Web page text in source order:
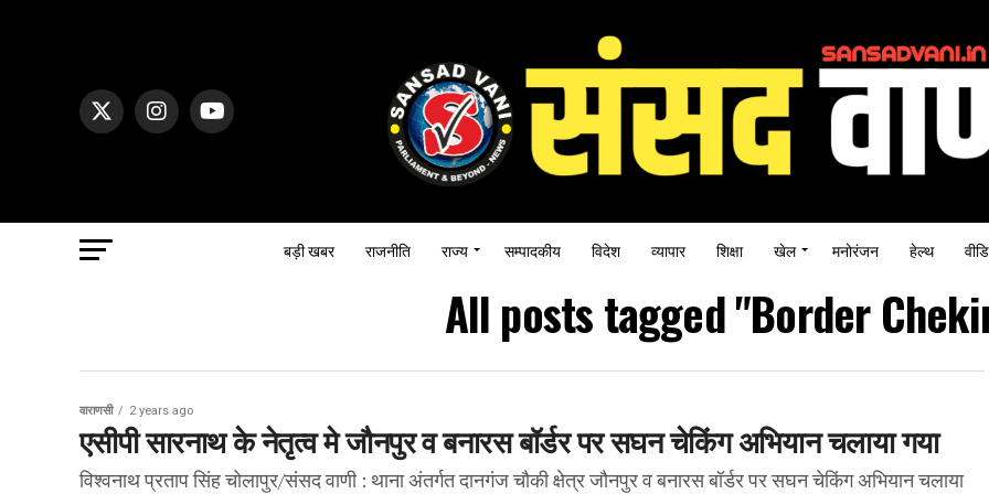
बड़ी खबर राजनीति राज्य सम्पादकीय विदेश व्यापार शिक्षा खेल मनोरंजन हेल्थ
All posts tagged "Border
वाराणसी 2 years ago
एसीपी सारनाथ के नेतृत्व मे जौनपुर व बनारस बॉर्डर पर सघन चेकिंग अभियान चलाया गया
विश्वनाथ प्रताप सिंह चोलापुर/संसद वाणी : थाना अंतर्गत दानगंज चौकी क्षेत्र जौनपुर व बनारस बॉर्डर पर सघन चेकिंग अभियान चलाया